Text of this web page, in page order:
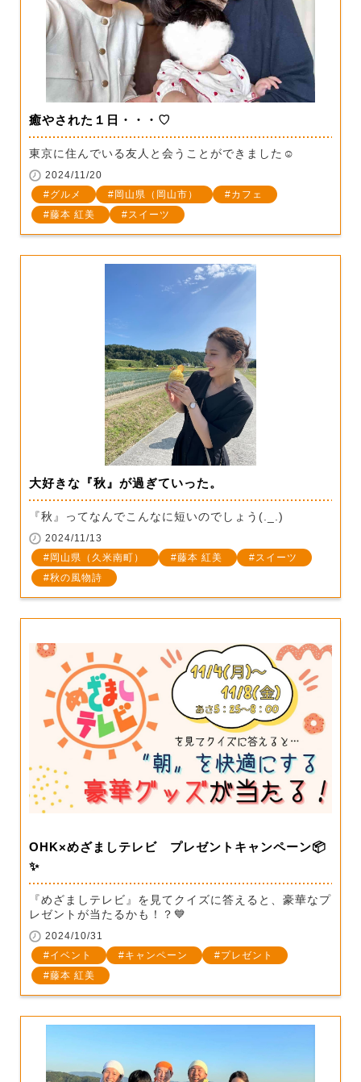
癒やされた１日・・・♡
東京に住んでいる友人と会うことができました☺
2024/11/20
グルメ
岡山県（岡山市）
カフェ
藤本 紅美
スイーツ
大好きな『秋』が過ぎていった。
『秋』ってなんでこんなに短いのでしょう(._.)
2024/11/13
岡山県（久米南町）
藤本 紅美
スイーツ
秋の風物詩
OHK×めざましテレビ プレゼントキャンペーン📦
✨
『めざましテレビ』を見てクイズに答えると、豪華なプ
レゼントが当たるかも！？💙
2024/10/31
イベント
キャンペーン
プレゼント
藤本 紅美